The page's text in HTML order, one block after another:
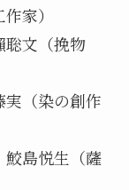
家）
文（挽物
（染の創作
島悦生（薩